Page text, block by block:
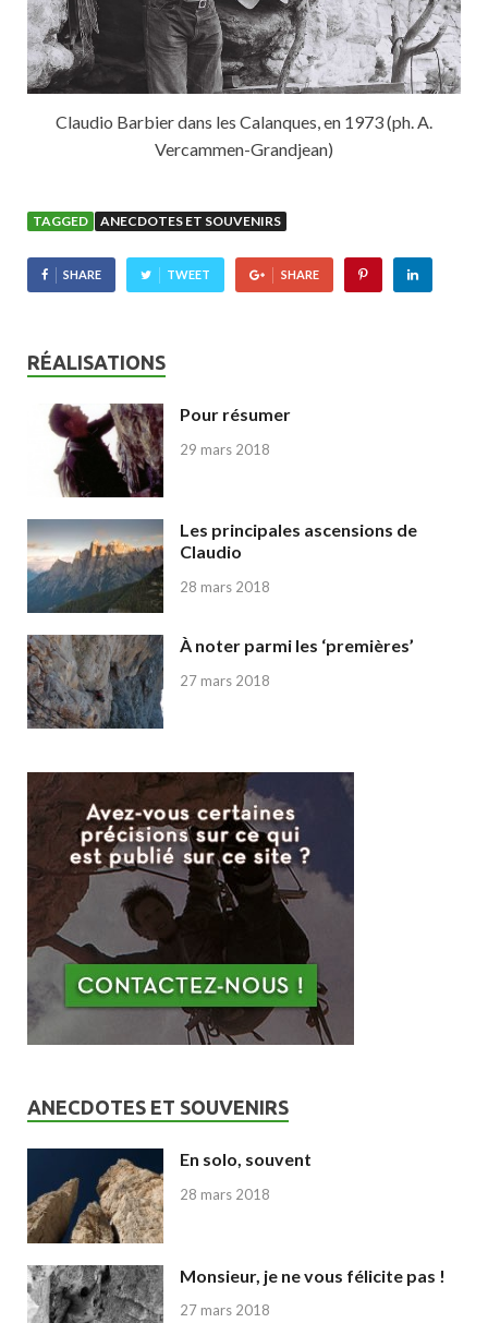
Claudio Barbier dans les Calanques, en 1973 (ph. A.
Vercammen-Grandjean)
TAGGED ANECDOTES ET SOUVENIRS
SHARE TWEET SHARE
RÉALISATIONS
Pour résumer
29 mars 2018
Les principales ascensions de
Claudio
28 mars 2018
À noter parmi les ‘premières’
27 mars 2018
ANECDOTES ET SOUVENIRS
En solo, souvent
28 mars 2018
Monsieur, je ne vous félicite pas !
27 mars 2018